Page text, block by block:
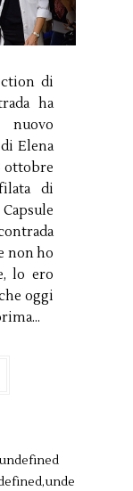
di
ha
Elena
ottobre
di
non ho
lo ero
oggi
undefined
unde